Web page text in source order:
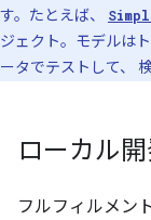
す。たとえば、
ジェクト。モデルは
ータでテストして、
ローカル
フルフィルメン